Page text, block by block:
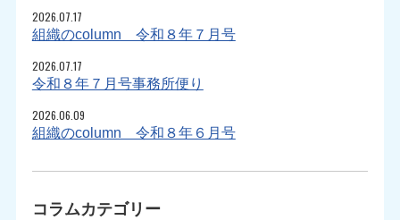
2026.07.17
組織のcolumn 令和８年７月号
2026.07.17
令和８年７月号事務所便り
2026.06.09
組織のcolumn 令和８年６月号
コラムカテゴリー